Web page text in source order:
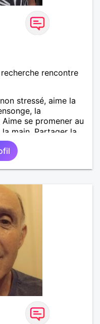
rencontre
stressé, aime la
la
se promener au
main. Partager la
les vieux villages
la famille. Si une